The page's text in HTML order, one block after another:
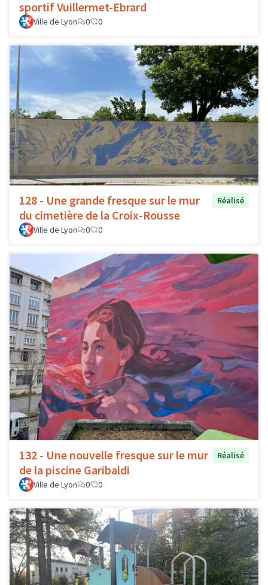
sportif Vuillermet-Ebrard
Ville de Lyon 0 0
128 - Une grande fresque sur le mur
du cimetière de la Croix-Rousse
Réalisé
Ville de Lyon 0 0
132 - Une nouvelle fresque sur le mur
de la piscine Garibaldi
Réalisé
Ville de Lyon 0 0